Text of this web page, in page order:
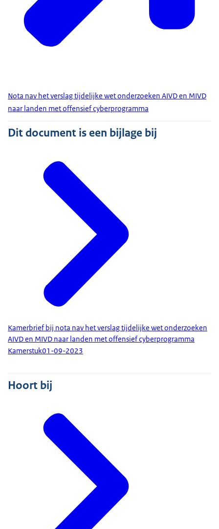
Nota nav het verslag tijdelijke wet onderzoeken AIVD en MIVD
naar landen met offensief cyberprogramma
Dit document is een bijlage bij
Kamerbrief bij nota nav het verslag tijdelijke wet onderzoeken
AIVD en MIVD naar landen met offensief cyberprogramma
Kamerstuk01-09-2023
Hoort bij